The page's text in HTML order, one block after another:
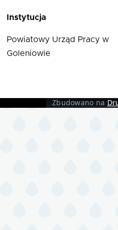
Instytucja
Powiatowy Urząd Pracy w
Goleniowie
Zbudowano na